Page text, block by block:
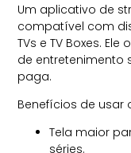
Um aplicativo de
compatível com
TVs e TV Boxes.
de entretenimento
paga.
Benefícios de usar
Tela maior
séries.